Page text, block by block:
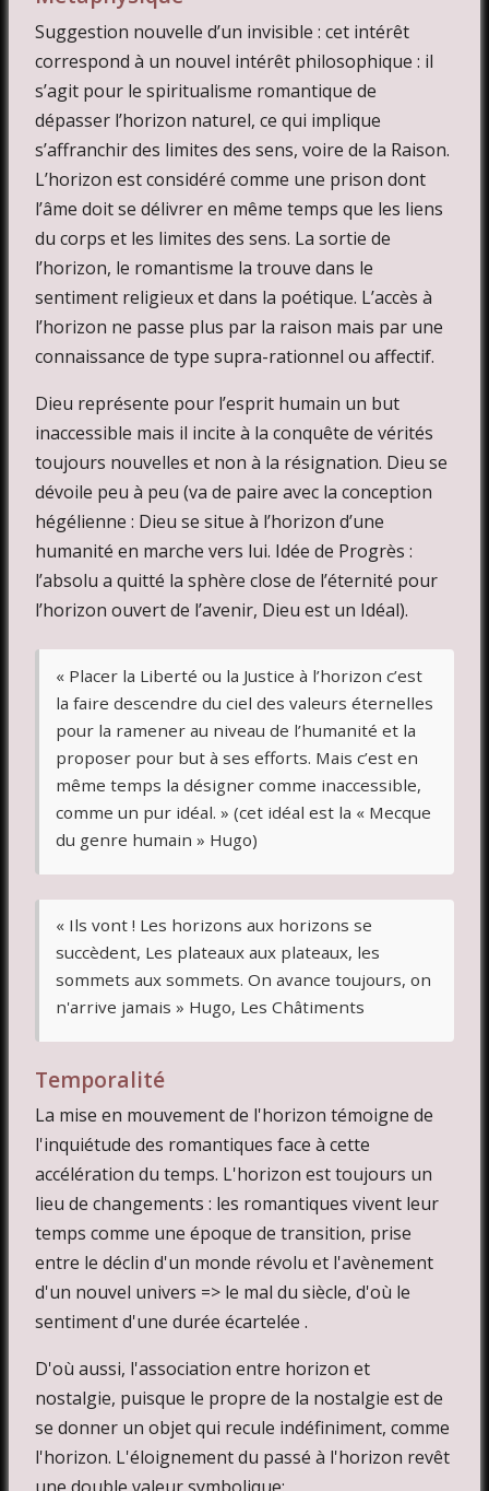
Suggestion nouvelle d’un invisible : cet intérêt
correspond à un nouvel intérêt philosophique : il
s’agit pour le spiritualisme romantique de
dépasser l’horizon naturel, ce qui implique
s’affranchir des limites des sens, voire de la Raison.
L’horizon est considéré comme une prison dont
l’âme doit se délivrer en même temps que les liens
du corps et les limites des sens. La sortie de
l’horizon, le romantisme la trouve dans le
sentiment religieux et dans la poétique. L’accès à
l’horizon ne passe plus par la raison mais par une
connaissance de type supra-rationnel ou affectif.
Dieu représente pour l’esprit humain un but
inaccessible mais il incite à la conquête de vérités
toujours nouvelles et non à la résignation. Dieu se
dévoile peu à peu (va de paire avec la conception
hégélienne : Dieu se situe à l’horizon d’une
humanité en marche vers lui. Idée de Progrès :
l’absolu a quitté la sphère close de l’éternité pour
l’horizon ouvert de l’avenir, Dieu est un Idéal).
« Placer la Liberté ou la Justice à l’horizon c’est
la faire descendre du ciel des valeurs éternelles
pour la ramener au niveau de l’humanité et la
proposer pour but à ses efforts. Mais c’est en
même temps la désigner comme inaccessible,
comme un pur idéal. » (cet idéal est la « Mecque
du genre humain » Hugo)
« Ils vont ! Les horizons aux horizons se
succèdent, Les plateaux aux plateaux, les
sommets aux sommets. On avance toujours, on
n'arrive jamais » Hugo, Les Châtiments
Temporalité
La mise en mouvement de l'horizon témoigne de
l'inquiétude des romantiques face à cette
accélération du temps. L'horizon est toujours un
lieu de changements : les romantiques vivent leur
temps comme une époque de transition, prise
entre le déclin d'un monde révolu et l'avènement
d'un nouvel univers => le mal du siècle, d'où le
sentiment d'une durée écartelée .
D'où aussi, l'association entre horizon et
nostalgie, puisque le propre de la nostalgie est de
se donner un objet qui recule indéfiniment, comme
l'horizon. L'éloignement du passé à l'horizon revêt